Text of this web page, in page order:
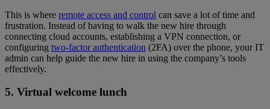
This is where remote access and control can save a lot of time and
frustration. Instead of having to walk the new hire through
connecting cloud accounts, establishing a VPN connection, or
configuring two-factor authentication (2FA) over the phone, your IT
admin can help guide the new hire in using the company’s tools
effectively.
5. Virtual welcome lunch